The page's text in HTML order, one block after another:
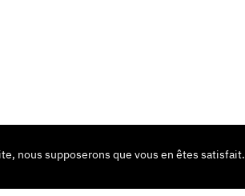
nous supposerons que vous en êtes satisfait.